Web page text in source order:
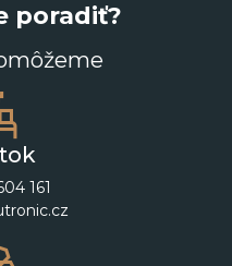
poradiť?
161